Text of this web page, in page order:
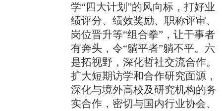
学“四大计划”的风向标，打好业
绩评分、绩效奖励、职称评审、
岗位晋升等“组合拳”，让干事者
有奔头，令“躺平者”躺不平。六
是拓视野，深化哲社交流合作。
扩大短期访学和合作研究面源，
深化与境外高校及研究机构的务
实合作，密切与国内行业协会、